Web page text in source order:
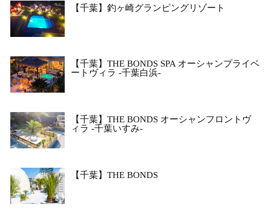
【千葉】釣ヶ崎グランピングリゾート
【千葉】THE BONDS SPA オーシャンプライベ
ートヴィラ -千葉白浜-
【千葉】THE BONDS オーシャンフロントヴ
ィラ -千葉いすみ-
【千葉】THE BONDS